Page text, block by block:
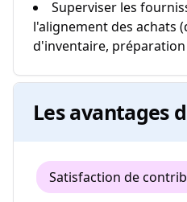
Superviser les
l'alignement des achats
d'inventaire,
Les avantages
Satisfaction de